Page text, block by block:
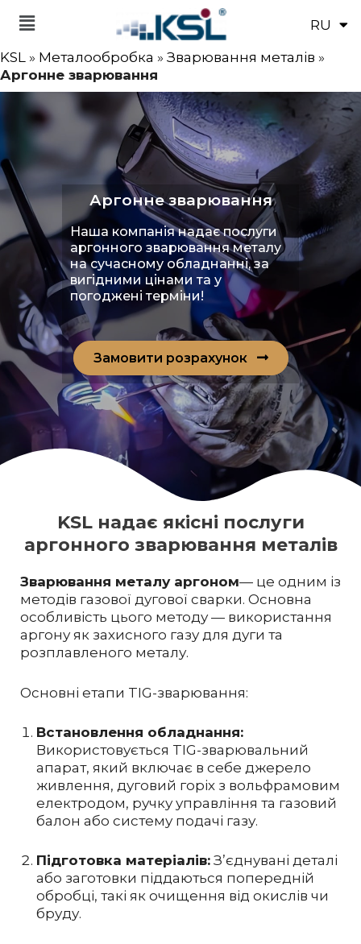
RU
EN
KSL » Металообробка » Зварювання металів »
Аргонне зварювання
Аргонне зварювання
Наша компанія надає послуги
аргонного зварювання металу
на сучасному обладнанні, за
вигідними цінами та у
погоджені терміни!
Замовити розрахунок
KSL надає якісні послуги
аргонного зварювання металів
Зварювання металу аргоном— це одним із
методів газової дугової сварки. Основна
особливість цього методу — використання
аргону як захисного газу для дуги та
розплавленого металу.
Основні етапи TIG-зварювання:
Встановлення обладнання:
Використовується TIG-зварювальний
апарат, який включає в себе джерело
живлення, дуговий горіх з вольфрамовим
електродом, ручку управління та газовий
балон або систему подачі газу.
Підготовка матеріалів: З’єднувані деталі
або заготовки піддаються попередній
обробці, такі як очищення від окислів чи
бруду.